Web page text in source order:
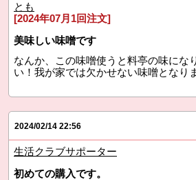
とも
[2024年07月1回注文]
美味しい味噌です
なんか、この味噌使うと料亭の味にな
い！我が家では欠かせない味噌となり
2024/02/14 22:56
生活クラブサポーター
初めての購入です。